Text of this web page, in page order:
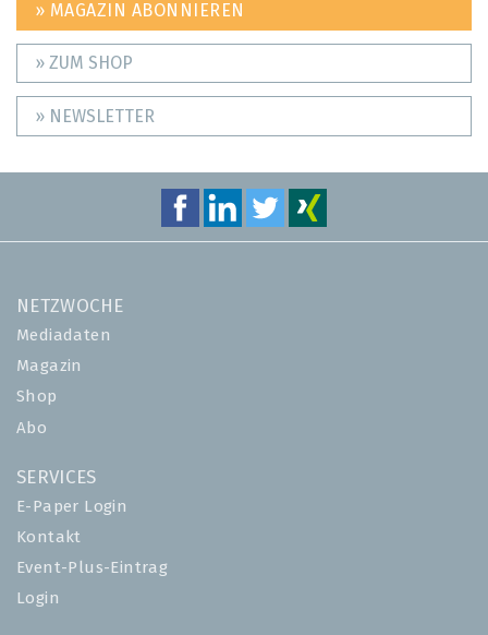
» MAGAZIN ABONNIEREN
» ZUM SHOP
» NEWSLETTER
NETZWOCHE
Mediadaten
Magazin
Shop
Abo
SERVICES
E-Paper Login
Kontakt
Event-Plus-Eintrag
Login